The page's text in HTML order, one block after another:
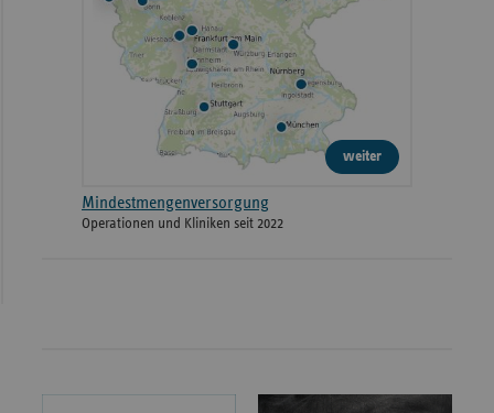
weiter
Mindestmengenversorgung
Operationen und Kliniken seit 2022